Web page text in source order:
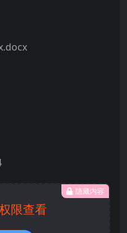
隐藏内容
限查看